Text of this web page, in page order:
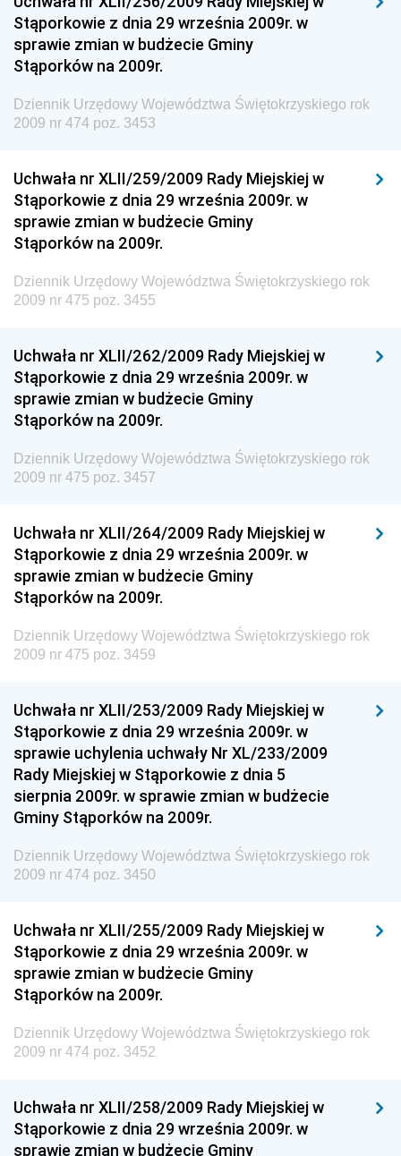
Dziennik Urzędowy Ministerstwa Rolnictwa i
Gospodarki Żywnościowej
Społecznej
Dziennik Urzędowy Ministra Cyfryzacji
Dziennik Urzędowy Ministra Infrastruktury i
Budownictwa
Dziennik Urzędowy Ministra Gospodarki Morskiej i
Dziennik Urzędowy Ministra Energii
Dziennik Urzędowy Ministra Sprawiedliwości
Dziennik Urzędowy Ministra Rozwoju i Finansów
Dziennik Urzędowy Wyższego Urzędu Górniczego
Dziennik Urzędowy Prezesa Urzędu Transportu
Kolejowego
Technologii
Dziennik Urzędowy Ministra Inwestycji i Rozwoju
Dziennik Urzędowy Naczelnego Dyrektora Archiwów
Państwowych
Dziennik Urzędowy Ministra Finansów, Inwestycji i
Rozwoju
Dziennik Urzędowy Ministra Sportu
Dziennik Urzędowy Ministra Funduszy i Polityki
Regionalnej
Dziennik Urzędowy Ministra Aktywów Państwowych
Dziennik Urzędowy Ministra Zdrowia
Dziennik Urzędowy Ministra Środowiska i Głównego
Inspektora Ochrony Środowiska
Dziennik Urzędowy Ministerstwa Kultury, Dziedzictwa
Narodowego i Sportu
Dziennik Urzędowy Ministra Finansów, Funduszy i
Dziennik Urzędowy Ministra Rozwoju, Pracy i
Dziennik Urzędowy Ministra Kultury, Dziedzictwa
Narodowego i Sportu
Dziennik Urzędowy Ministra Rodziny i Polityki
Stąporkowie z dnia 29 września 2009r. w
sprawie zmian w budżecie Gminy
Stąporków na 2009r.
Dziennik Urzędowy Województwa Świętokrzyskiego rok
2009 nr 474 poz. 3453
Uchwała nr XLII/259/2009 Rady Miejskiej w
Stąporkowie z dnia 29 września 2009r. w
sprawie zmian w budżecie Gminy
Stąporków na 2009r.
Dziennik Urzędowy Województwa Świętokrzyskiego rok
2009 nr 475 poz. 3455
Uchwała nr XLII/262/2009 Rady Miejskiej w
Stąporkowie z dnia 29 września 2009r. w
sprawie zmian w budżecie Gminy
Stąporków na 2009r.
Dziennik Urzędowy Województwa Świętokrzyskiego rok
2009 nr 475 poz. 3457
Uchwała nr XLII/264/2009 Rady Miejskiej w
Stąporkowie z dnia 29 września 2009r. w
sprawie zmian w budżecie Gminy
Stąporków na 2009r.
Dziennik Urzędowy Województwa Świętokrzyskiego rok
2009 nr 475 poz. 3459
Uchwała nr XLII/253/2009 Rady Miejskiej w
Stąporkowie z dnia 29 września 2009r. w
sprawie uchylenia uchwały Nr XL/233/2009
Rady Miejskiej w Stąporkowie z dnia 5
sierpnia 2009r. w sprawie zmian w budżecie
Gminy Stąporków na 2009r.
Dziennik Urzędowy Województwa Świętokrzyskiego rok
2009 nr 474 poz. 3450
Uchwała nr XLII/255/2009 Rady Miejskiej w
Stąporkowie z dnia 29 września 2009r. w
sprawie zmian w budżecie Gminy
Stąporków na 2009r.
Dziennik Urzędowy Województwa Świętokrzyskiego rok
2009 nr 474 poz. 3452
Uchwała nr XLII/258/2009 Rady Miejskiej w
Stąporkowie z dnia 29 września 2009r. w
sprawie zmian w budżecie Gminy